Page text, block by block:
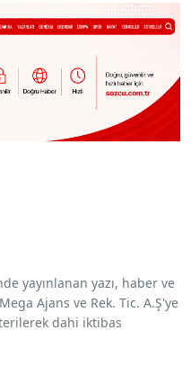
yayınlanan yazı, haber ve
Ajans ve Rek. Tic. A.Ş'ye
dahi iktibas